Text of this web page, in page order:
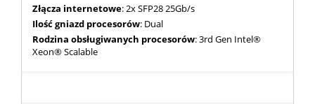
Złącza internetowe: 2x SFP28 25Gb/s
Ilość gniazd procesorów: Dual
Rodzina obsługiwanych procesorów: 3rd Gen Intel®
Xeon® Scalable